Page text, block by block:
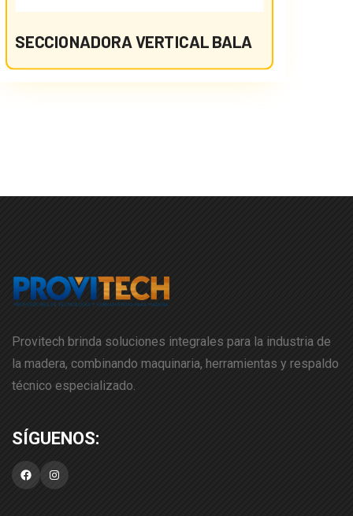
SECCIONADORA VERTICAL BALA
Provitech brinda soluciones integrales para la industria de
la madera, combinando maquinaria, herramientas y respaldo
técnico especializado.
FacebookInstagram